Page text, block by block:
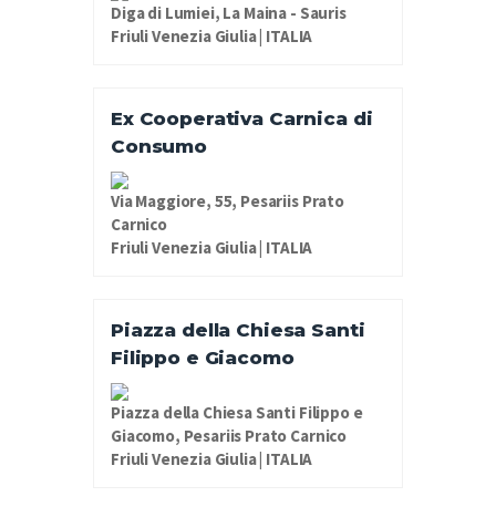
Diga di Lumiei, La Maina - Sauris
Friuli Venezia Giulia | ITALIA
Ex Cooperativa Carnica di
Consumo
Via Maggiore, 55, Pesariis Prato
Carnico
Friuli Venezia Giulia | ITALIA
Piazza della Chiesa Santi
Filippo e Giacomo
Piazza della Chiesa Santi Filippo e
Giacomo, Pesariis Prato Carnico
Friuli Venezia Giulia | ITALIA